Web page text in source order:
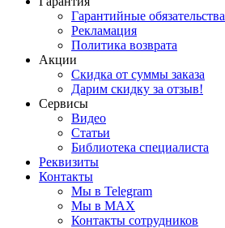
Гарантийные обязательства
Рекламация
Политика возврата
Акции
Скидка от суммы заказа
Дарим скидку за отзыв!
Сервисы
Видео
Статьи
Библиотека специалиста
Реквизиты
Контакты
Мы в Telegram
Мы в MAX
Контакты сотрудников